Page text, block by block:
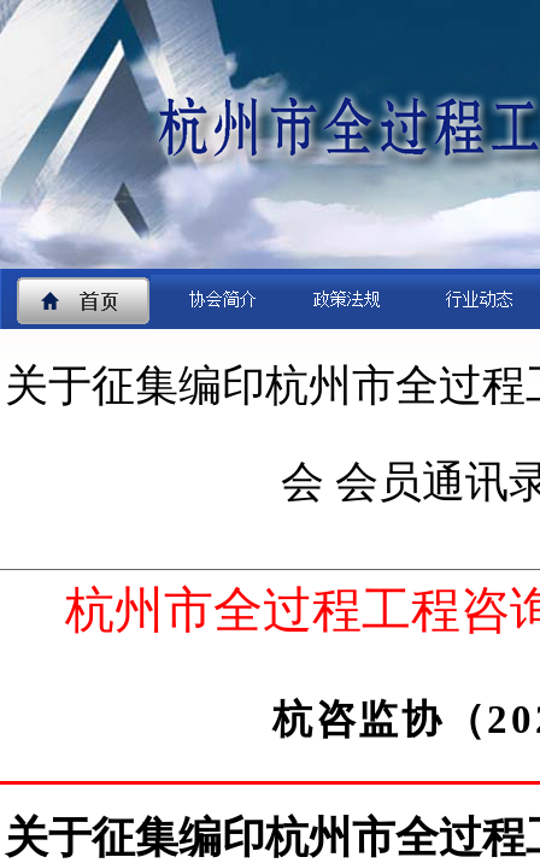
关于征集编印杭州市全过
会 会员通讯
杭州市全过程工程咨
杭咨监协（20
关于征集编印杭州市全过